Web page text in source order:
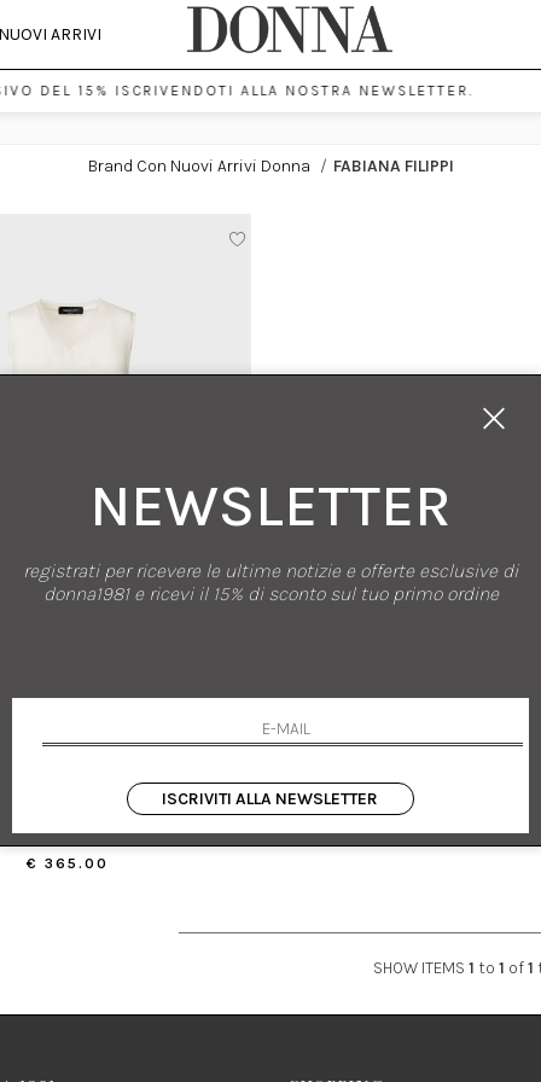
ARRIVI
DEL 15% ISCRIVENDOTI ALLA NOSTRA NEWSLETTER.
Brand Con Nuovi Arrivi Donna / FABIANA FILIPPI
FABIANA FILIPPI
€ 365.00
SHOW ITEMS 1 to 1 of1
NEWSLETTER
registrati per ricevere le ultime notizie e offerte esclusive di
donna1981 e ricevi il 15% di sconto sul tuo primo ordine
ISCRIVITI ALLA NEWSLETTER